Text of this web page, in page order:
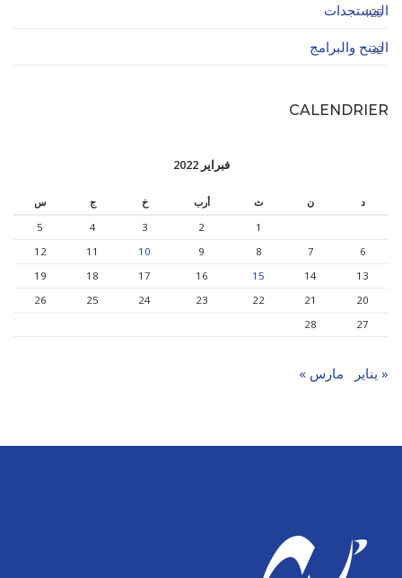
المستجدات
125
المنح والبرامج
32
CALENDRIER
فبراير 2022
د ن ث أرب خ ج
س
1
2
3
4
5
6
7
8
9
10
11
12
13
14
15
16
17
18
19
20
21
22
23
24
25
26
27
28
« يناير مارس »